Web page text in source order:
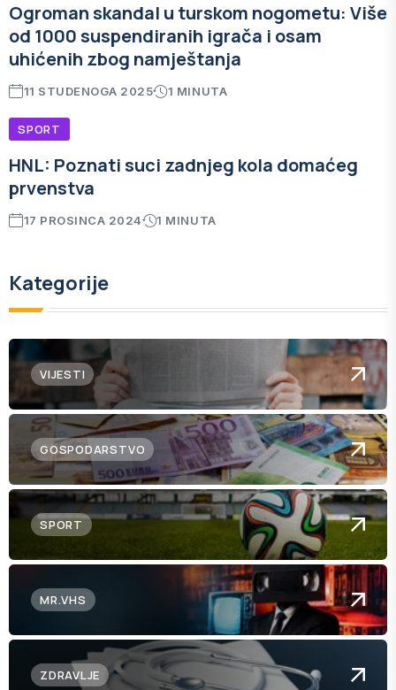
Ogroman skandal u turskom nogometu: Više
od 1000 suspendiranih igrača i osam
uhićenih zbog namještanja
11 STUDENOGA 2025 1 MINUTA
SPORT
HNL: Poznati suci zadnjeg kola domaćeg
prvenstva
17 PROSINCA 2024 1 MINUTA
Kategorije
VIJESTI
GOSPODARSTVO
SPORT
MR.VHS
ZDRAVLJE